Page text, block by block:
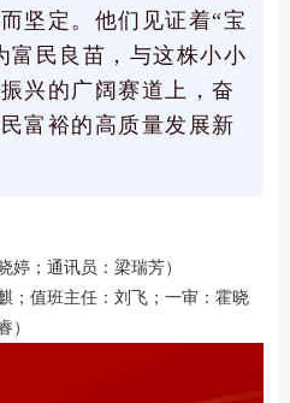
坚定。他们见证着“宝
富民良苗，与这株小小
兴的广阔赛道上，奋
富裕的高质量发展新
婷；通讯员：梁瑞芳）
；值班主任：刘飞；一审：霍晓
）